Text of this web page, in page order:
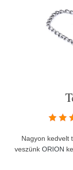
Nagyon kedvelt
veszünk ORION